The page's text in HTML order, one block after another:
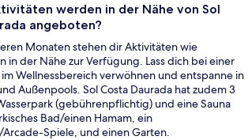
werden in der Nähe von Sol
angeboten?
Monaten stehen dir Aktivitäten wie
in der Nähe zur Verfügung. Lass dich bei einer
Wellnessbereich verwöhnen und entspanne in
Außenpools. Sol Costa Daurada hat zudem 3
(gebührenpflichtig) und eine Sauna
Bad/einen Hamam, ein
Spiele, und einen Garten.